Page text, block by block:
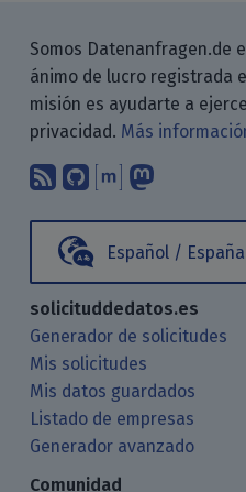
Somos Datenanfragen.de
ánimo de lucro registrada
misión es ayudarte a
privacidad. Más
Suscríbete a
Español / España
solicituddedatos.es
Generador de solicitudes
Mis solicitudes
Mis datos guardados
Listado de empresas
Generador avanzado
Comunidad